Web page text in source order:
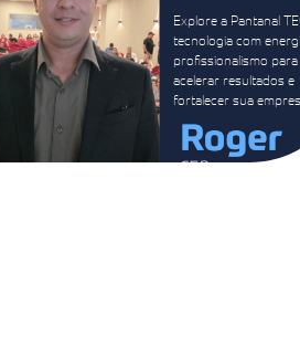
Explore a Pantanal
tecnologia com
profissionalismo para
acelerar resultados e
fortalecer sua